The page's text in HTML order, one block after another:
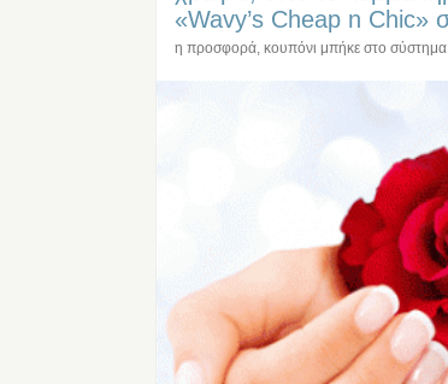
«Wavy’s Cheap n Chic»
η προσφορά, κουπόνι μπήκε στο σύστημα